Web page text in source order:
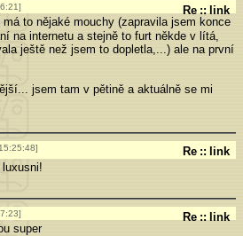
Re :: link
má to nějaké mouchy (zapravila jsem konce
na internetu a stejně to furt někde v lítá,
ještě než jsem to dopletla,...) ale na první
jsem tam v pětině a aktuálně se mi
Re :: link
Re :: link
super